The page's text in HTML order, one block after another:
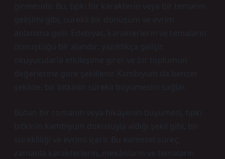
girmesidir. Bu, tıpkı bir karakterin veya bir temanın
gelişimi gibi, sürekli bir dönüşüm ve evrim
anlamına gelir. Edebiyat, karakterlerin ve temaların
dönüştüğü bir alandır; yazıldıkça gelişir,
okuyucularla etkileşime girer ve bir toplumun
değerlerine göre şekillenir. Kambiyum da benzer
şekilde, bir bitkinin sürekli büyümesini sağlar.
Bütün bir romanın veya hikayenin büyümesi, tıpkı
bitkinin kambiyum dokusuyla aldığı şekil gibi, bir
sürekliliği ve evrimi içerir. Bu evrimsel süreç,
zamanla karakterlerin, mekânların ve temaların